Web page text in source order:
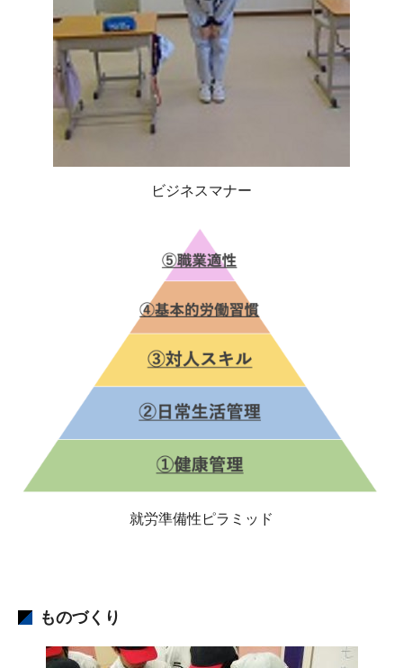
ビジネスマナー
就労準備性ピラミッド
ものづくり